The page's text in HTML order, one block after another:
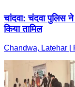
चांदवा: चंदवा पुलिस
किया तामिल
Chandwa, Latehar |